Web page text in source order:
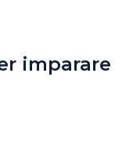
imparare